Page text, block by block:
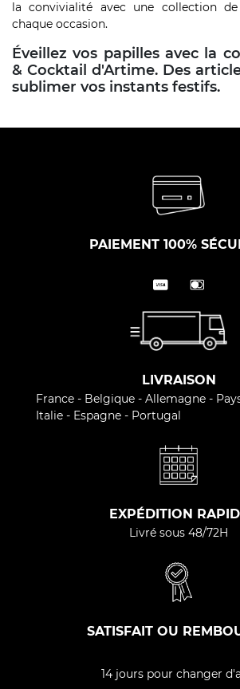
la convivialité avec une collection
chaque occasion.
Éveillez vos papilles avec la
& Cocktail d'Artime. Des
sublimer vos instants festifs.
PAIEMENT 100%
LIVRAISON
France - Belgique - Allemagne -
Italie - Espagne - Portugal
EXPÉDITION
Livré sous 48/72H
SATISFAIT OU
14 jours pour changer